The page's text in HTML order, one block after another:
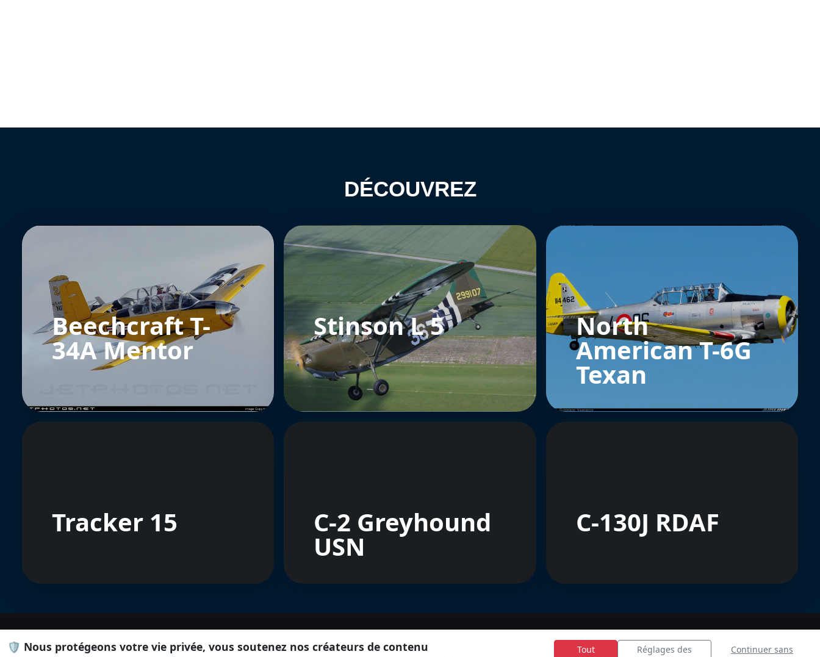
🛡️ Nous protégeons votre vie privée, vous soutenez nos créateurs de contenu
Tout
Réglages des
Continuer sans
DÉCOUVREZ
Beechcraft T-
34A Mentor
Stinson L 5 North
American T-6G
Texan
Tracker 15 C-2 Greyhound
USN
C-130J RDAF